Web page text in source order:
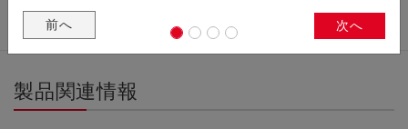
前へ 次へ
製品関連情報